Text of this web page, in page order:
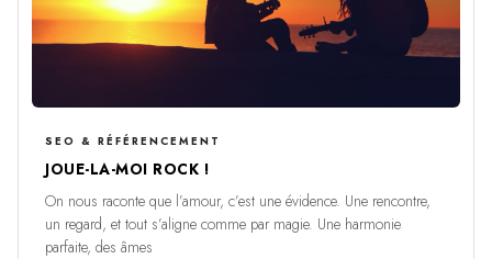
SEO & RÉFÉRENCEMENT
JOUE-LA-MOI ROCK !
On nous raconte que l’amour, c’est une évidence. Une rencontre,
un regard, et tout s’aligne comme par magie. Une harmonie
parfaite, des âmes